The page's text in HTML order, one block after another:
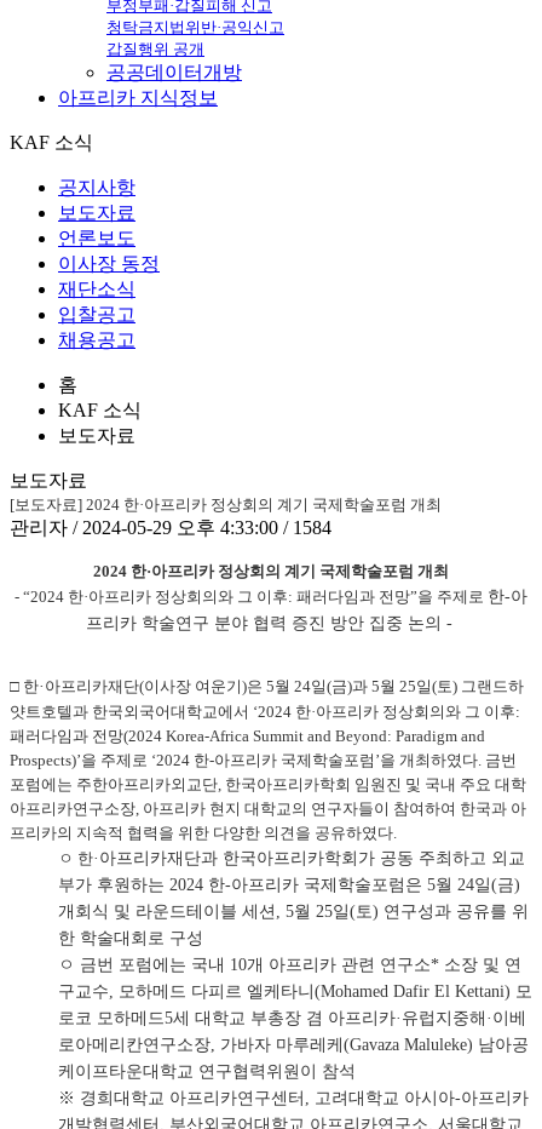
부정부패·갑질피해 신고
청탁금지법위반·공익신고
갑질행위 공개
공공데이터개방
아프리카 지식정보
KAF 소식
공지사항
보도자료
언론보도
이사장 동정
재단소식
입찰공고
채용공고
홈
KAF 소식
보도자료
보도자료
[보도자료] 2024 한·아프리카 정상회의 계기 국제학술포럼 개최
관리자 / 2024-05-29 오후 4:33:00 / 1584
2024 한·아프리카 정상회의 계기 국제학술포럼 개최
- “2024 한·아프리카 정상회의와 그 이후: 패러다임과 전망”을 주제로 한-아
프리카 학술연구 분야 협력 증진 방안 집중 논의 -
□ 한· 아프리카재단(이사장 여운기)은 5월 24일(금)과 5월 25일(토) 그랜드하
얏트호텔과 한국외국어대학교에서 ‘2024 한·아프리카 정상회의와 그 이후:
패러다임과 전망(2024 Korea-Africa Summit and Beyond: Paradigm and
Prospects)’을 주제로 ‘2024 한-아프리카 국제학술포럼’을 개최하였다. 금번
포럼에는 주한아프리카외교단, 한국아프리카학회 임원진 및 국내 주요 대학
아프리카연구소장, 아프리카 현지 대학교의 연구자들이 참여하여 한국과 아
프리카의 지속적 협력을 위한 다양한 의견을 공유하였다.
ㅇ 한· 아프리카재단과 한국아프리카학회가 공동 주최하고 외교
부가 후원하는 2024 한-아프리카 국제학술포럼은 5월 24일(금)
개회식 및 라운드테이블 세션, 5월 25일(토) 연구성과 공유를 위
한 학술대회로 구성
ㅇ 금번 포럼에는 국내 10개 아프리카 관련 연구소* 소장 및 연
구교수, 모하메드 다피르 엘케타니(Mohamed Dafir El Kettani) 모
로코 모하메드5세 대학교 부총장 겸 아프리카· 유럽지중해 · 이베
로아메리칸연구소장, 가바자 마루레케(Gavaza Maluleke) 남아공
케이프타운대학교 연구협력위원이 참석
※ 경희대학교 아프리카연구센터, 고려대학교 아시아-아프리카
개발협력센터, 부산외국어대학교 아프리카연구소, 서울대학교